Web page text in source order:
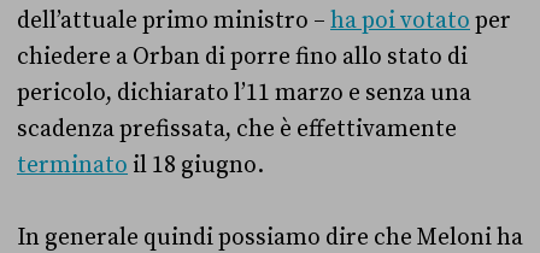
dell’attuale primo ministro – ha poi votato per
chiedere a Orban di porre fino allo stato di
pericolo, dichiarato l’11 marzo e senza una
scadenza prefissata, che è effettivamente
terminato il 18 giugno.
In generale quindi possiamo dire che Meloni ha